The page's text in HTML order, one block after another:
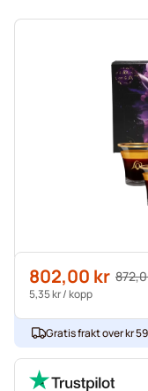
As low as
802,00 kr
5,35 kr/ kopp
Gratis frakt over kr